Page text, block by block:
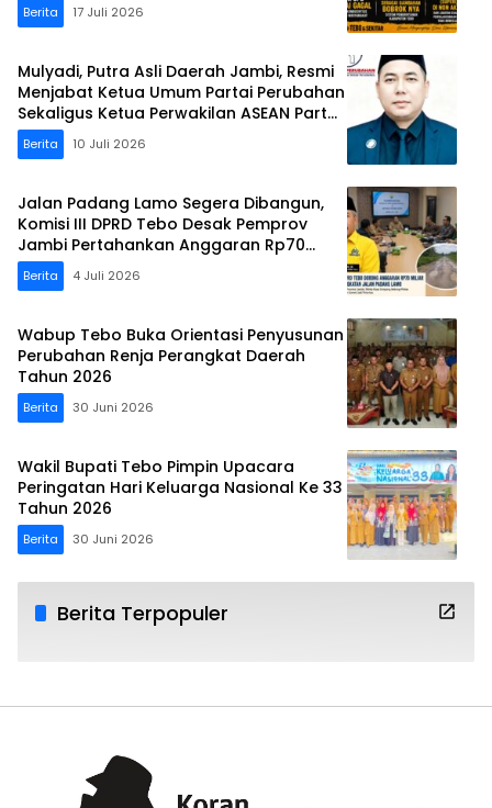
Berita 17 Juli 2026
Mulyadi, Putra Asli Daerah Jambi, Resmi
Menjabat Ketua Umum Partai Perubahan
Sekaligus Ketua Perwakilan ASEAN Partai
Perubahan di Malaysia
Berita 10 Juli 2026
Jalan Padang Lamo Segera Dibangun,
Komisi III DPRD Tebo Desak Pemprov
Jambi Pertahankan Anggaran Rp70
Miliar
Berita 4 Juli 2026
Wabup Tebo Buka Orientasi Penyusunan
Perubahan Renja Perangkat Daerah
Tahun 2026
Berita 30 Juni 2026
Wakil Bupati Tebo Pimpin Upacara
Peringatan Hari Keluarga Nasional Ke 33
Tahun 2026
Berita 30 Juni 2026
Berita Terpopuler